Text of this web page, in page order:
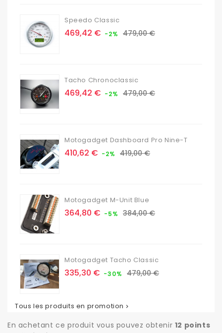
Speedo Classic
Prix
469,42 € -2% Prix
479,00 €
Tacho Chronoclassic
Prix
469,42 € -2% Prix
479,00 €
Motogadget Dashboard Pro Nine-T
Prix
410,62 € -2% Prix
419,00 €
Motogadget M-Unit Blue
Prix
364,80 € -5% Prix
384,00 €
Motogadget Tacho Classic
Prix
335,30 € -30% Prix
479,00 €
Tous les produits en promotion 
En achetant ce produit vous pouvez obtenir 12 points